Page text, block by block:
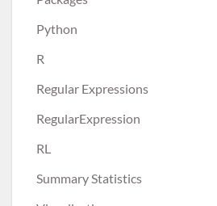
Python
R
Regular Expressions
RegularExpression
RL
Summary Statistics